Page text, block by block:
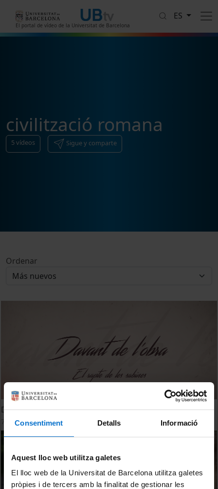
Consentiment Detalls Informació
Aquest lloc web utilitza galetes
El lloc web de la Universitat de Barcelona utilitza galetes
pròpies i de tercers amb la finalitat de gestionar les
El portal de vídeo de la Universitat de Barcelona
ES
civilització romana
5vídeos Sigue y comparte
Ordenar
Davant de l’obra. El rapte de les sabines
7 Diciembre, 2022